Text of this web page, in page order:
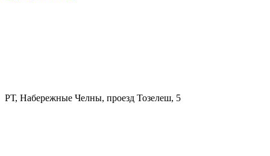
РТ, Набережные Челны, проезд Тозелеш, 5